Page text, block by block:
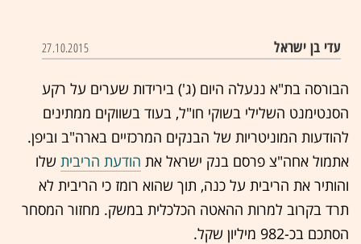
עדי בן ישראל 27.10.2015
הבורסה בת"א ננעלה היום (ג') בירידות שערים על רקע
הסנטימנט השלילי בשוקי חו"ל, בעוד בשווקים ממתינים
להודעות המוניטריות של הבנקים המרכזיים בארה"ב וביפן.
אתמול אחה"צ פרסם בנק ישראל את הודעת הריבית שלו
והותיר את הריבית על כנה, תוך שהוא רומז כי הריבית לא
תרד בקרוב למרות ההאטה הכלכלית במשק. מחזור המסחר
הסתכם בכ-982 מיליון שקל.